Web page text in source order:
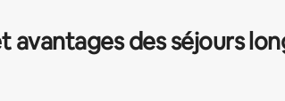
avantages des séjours